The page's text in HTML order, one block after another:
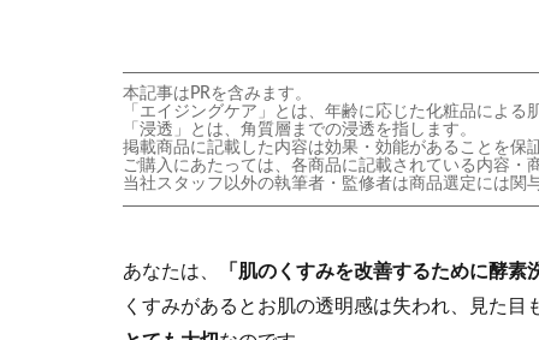
本記事はPRを含みます。
「エイジングケア」とは、年齢に応じた化粧品による
「浸透」とは、角質層までの浸透を指します。
掲載商品に記載した内容は効果・効能があることを保
ご購入にあたっては、各商品に記載されている内容・
当社スタッフ以外の執筆者・監修者は商品選定には関
あなたは、
「肌のくすみを改善するために酵素
くすみがあるとお肌の透明感は失われ、見た目